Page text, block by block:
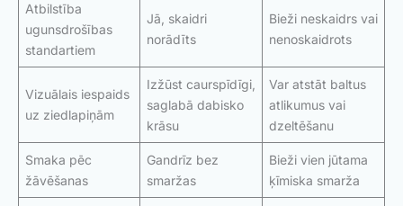
Atbilstība
ugunsdrošības
standartiem
Jā, skaidri
norādīts
Bieži neskaidrs vai
nenoskaidrots
Vizuālais iespaids
uz ziedlapiņām
Izžūst caurspīdīgi,
saglabā dabisko
krāsu
Var atstāt baltus
atlikumus vai
dzeltēšanu
Smaka pēc
žāvēšanas
Gandrīz bez
smaržas
Bieži vien jūtama
ķīmiska smarža